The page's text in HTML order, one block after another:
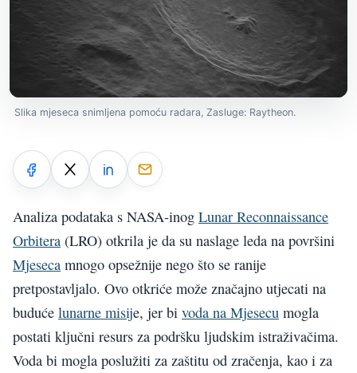
Slika mjeseca snimljena pomoću radara, Zasluge: Raytheon.
Analiza podataka s NASA-inog Lunar Reconnaissance
Orbitera (LRO) otkrila je da su naslage leda na površini
Mjeseca mnogo opsežnije nego što se ranije
pretpostavljalo. Ovo otkriće može značajno utjecati na
buduće lunarne misije, jer bi voda na Mjesecu mogla
postati ključni resurs za podršku ljudskim istraživačima.
Voda bi mogla poslužiti za zaštitu od zračenja, kao i za